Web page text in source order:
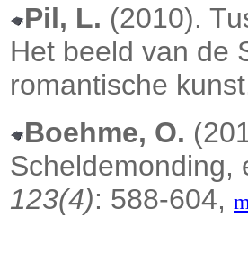
Pil, L. (2010).
Het beeld van de
romantische
Boehme, O.
123(4): 588-604,